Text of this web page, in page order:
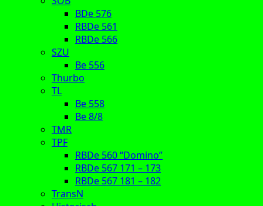
BDe 576
RBDe 561
RBDe 566
SZU
Be 556
Thurbo
TL
Be 558
Be 8/8
TMR
TPF
RBDe 560 “Domino”
RBDe 567 171 – 173
RBDe 567 181 – 182
TransN